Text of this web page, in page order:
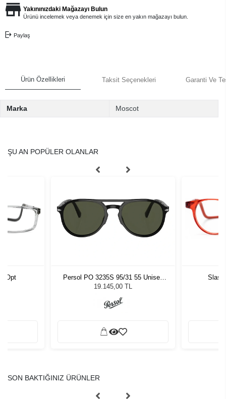
Yakınınızdaki Mağazayı Bulun
Ürünü incelemek veya denemek için size en yakın mağazayı bulun.
Paylaş
Ürün Özellikleri Taksit Seçenekleri Garanti Ve
Marka Moscot
ŞU AN POPÜLER OLANLAR
Opt
Persol PO 3235S 95/31 55 Unisex
Güneş Gözlüğü
19.145,00 TL
SON BAKTIĞINIZ ÜRÜNLER